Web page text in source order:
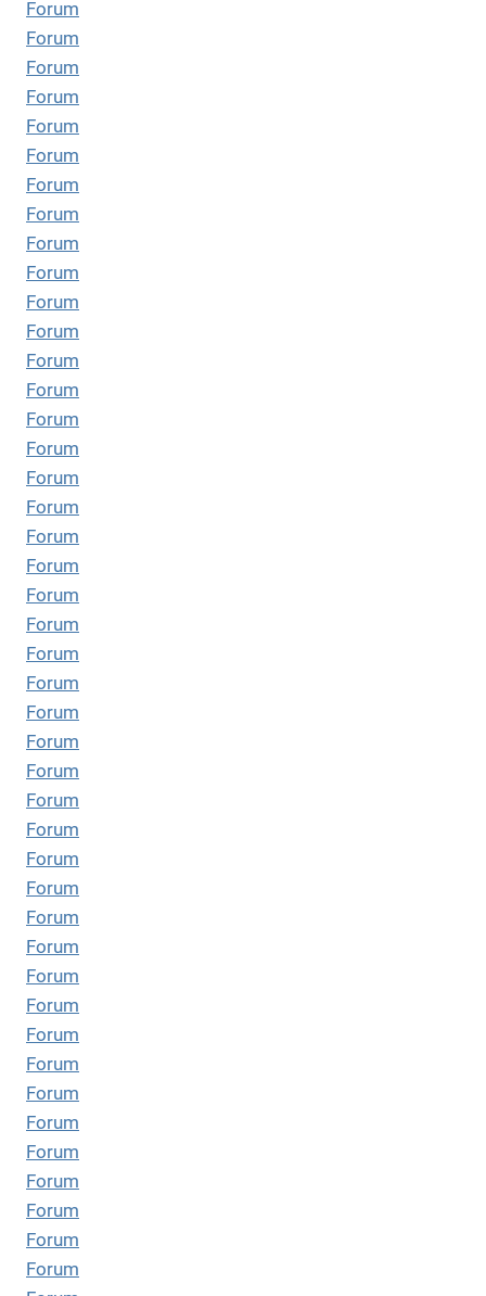
Forum
Forum
Forum
Forum
Forum
Forum
Forum
Forum
Forum
Forum
Forum
Forum
Forum
Forum
Forum
Forum
Forum
Forum
Forum
Forum
Forum
Forum
Forum
Forum
Forum
Forum
Forum
Forum
Forum
Forum
Forum
Forum
Forum
Forum
Forum
Forum
Forum
Forum
Forum
Forum
Forum
Forum
Forum
Forum